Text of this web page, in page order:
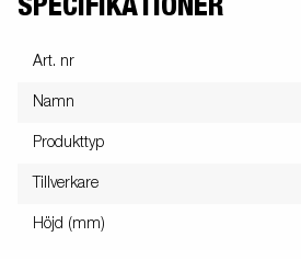
SPECIFIKATIONER
Art. nr
Namn
Produkttyp
Tillverkare
Höjd (mm)